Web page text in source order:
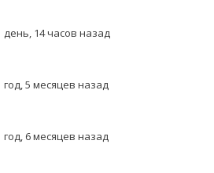
день, 14 часов назад
год, 5 месяцев назад
год, 6 месяцев назад